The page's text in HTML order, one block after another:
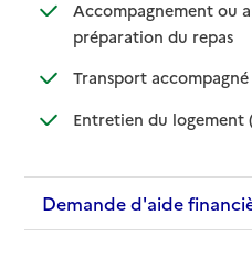
Accompagnement ou
préparation du repas
:
: non
Transport
Entretien du logement
Demande d'aide